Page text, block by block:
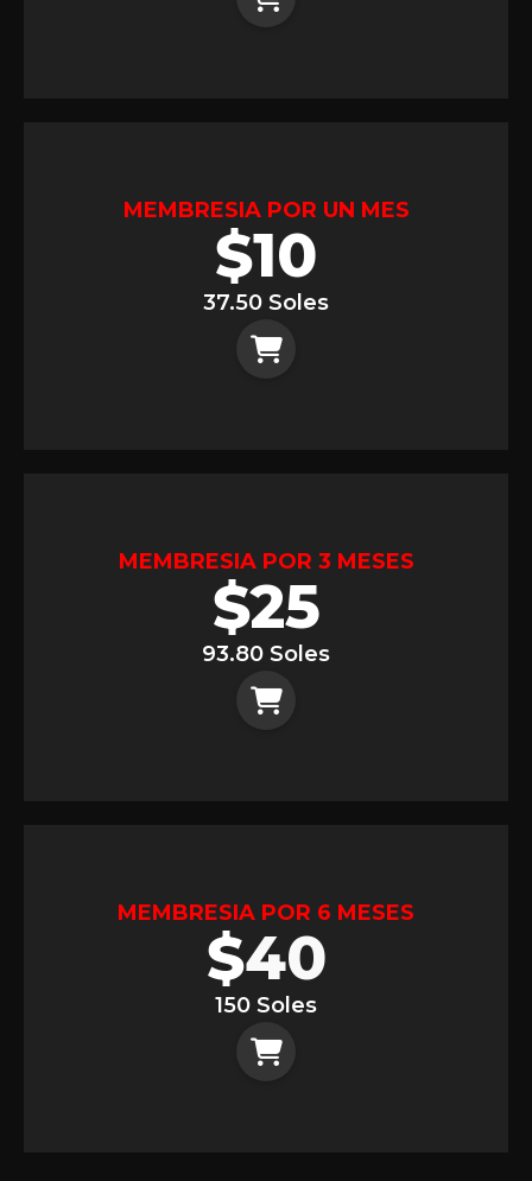
MEMBRESIA POR UN MES
$10
37.50 Soles
MEMBRESIA POR 3 MESES
$25
93.80 Soles
MEMBRESIA POR 6 MESES
$40
150 Soles